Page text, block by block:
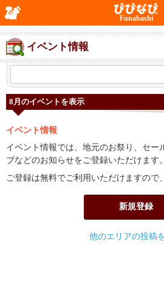
Funabashi
イベント情報
8月のイベントを表示
イベント情報
イベント情報では、地元のお祭り、セー
ブなどのお知らせをご登録いただけます。
ご登録は無料でご利用いただけますので
新規登録
他のエリアの投稿